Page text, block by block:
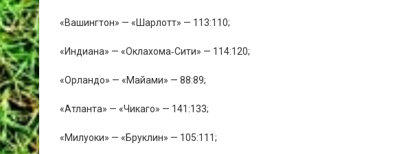
«Вашингтон» — «Шарлотт» — 113:110;
«Индиана» — «Оклахома‑Сити» — 114:120;
«Орландо» — «Майами» — 88:89;
«Атланта» — «Чикаго» — 141:133;
«Милуоки» — «Бруклин» — 105:111;